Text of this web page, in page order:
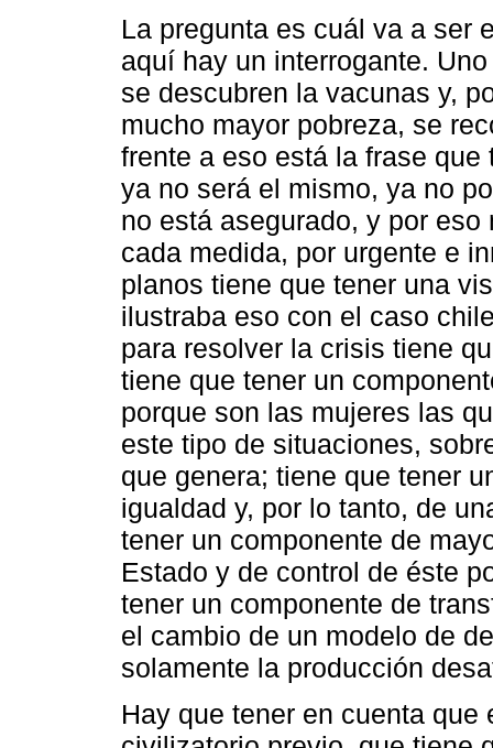
La pregunta es cuál va a ser
aquí hay un interrogante.
se descubren la vacunas y,
mucho mayor pobreza, se
frente a eso está la frase
ya no será el mismo, ya no
no está asegurado, y por
cada medida, por urgente e
planos tiene que tener una
ilustraba eso con el caso
para resolver la crisis tiene
tiene que tener un
porque son las mujeres las
este tipo de situaciones,
que genera; tiene que tener
igualdad y, por lo tanto, de
tener un componente de
Estado y de control de éste
tener un componente de
el cambio de un modelo de
solamente la producción
Hay que tener en cuenta